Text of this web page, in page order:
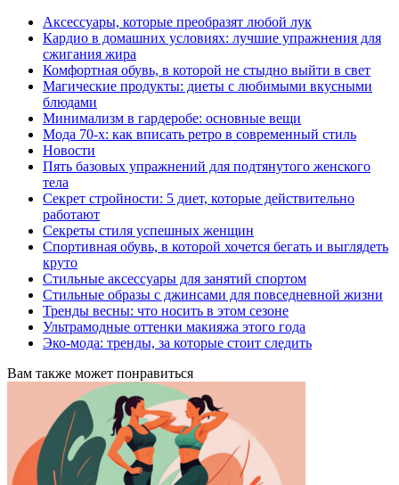
Аксессуары, которые преобразят любой лук
Кардио в домашних условиях: лучшие упражнения для
сжигания жира
Комфортная обувь, в которой не стыдно выйти в свет
Магические продукты: диеты с любимыми вкусными
блюдами
Минимализм в гардеробе: основные вещи
Мода 70-х: как вписать ретро в современный стиль
Новости
Пять базовых упражнений для подтянутого женского
тела
Секрет стройности: 5 диет, которые действительно
работают
Секреты стиля успешных женщин
Спортивная обувь, в которой хочется бегать и выглядеть
круто
Стильные аксессуары для занятий спортом
Стильные образы с джинсами для повседневной жизни
Тренды весны: что носить в этом сезоне
Ультрамодные оттенки макияжа этого года
Эко-мода: тренды, за которые стоит следить
Вам также может понравиться